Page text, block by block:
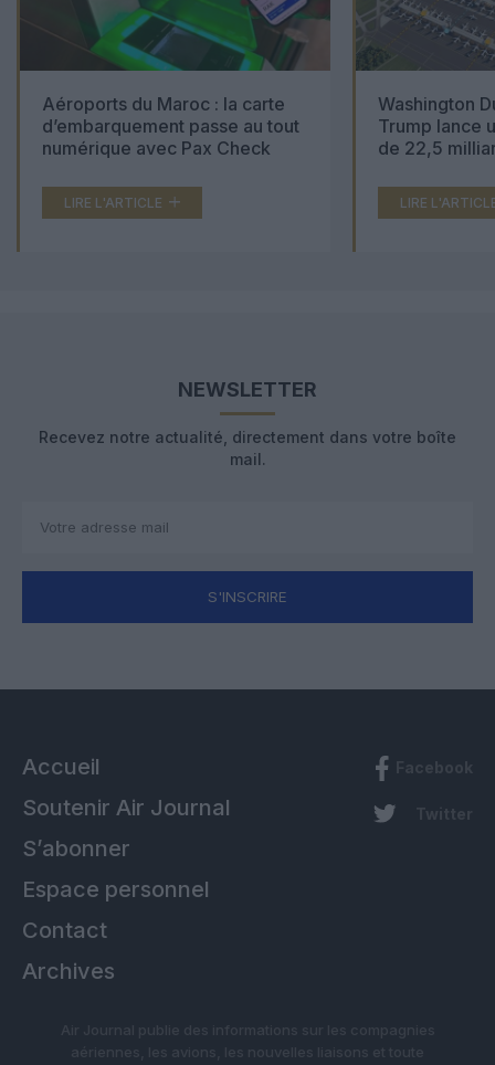
Aéroports du Maroc : la carte
d’embarquement passe au tout
numérique avec Pax Check
LIRE L'ARTICLE
Washington
Trump lance
de 22,5
LIRE
NEWSLETTER
Recevez notre actualité, directement dans votre boîte
mail.
S'INSCRIRE
Accueil
Soutenir Air Journal
S’abonner
Espace personnel
Contact
Archives